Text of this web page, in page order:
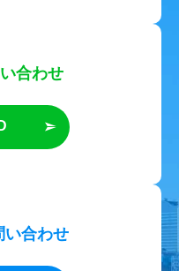
合わせ
い合わせ